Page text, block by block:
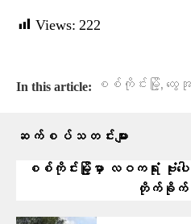
Views: 222
In this article: စစ်ကိုင်းမြို့, ထွေ
ဆက်စပ်သတင်းများ
စစ်ကိုင်းမြို့မှာ လဝကရုံး ဗုံ
တိုက်ခို